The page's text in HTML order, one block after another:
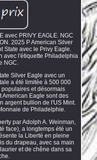
avec PRIVY EAGLE. NGC
2025 P American Silver
State avec le Privy Eagle.
avec l'étiquette Philadelphia
NGC.
Silver Eagle avec un
a été limitée à 500 000
et désormais
Eagle sont des
argent bullion de l'US Mint.
de Philadelphie.
par Adolph A. Weinman,
face), a longtemps été un
la Liberté en pleine
du drapeau, avec sa main
et de chêne dans sa